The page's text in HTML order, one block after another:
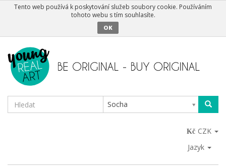
Tento web používá k poskytování služeb soubory cookie. Používáním
tohoto webu s tím souhlasíte.
OK
Socha
CZK
Jazyk